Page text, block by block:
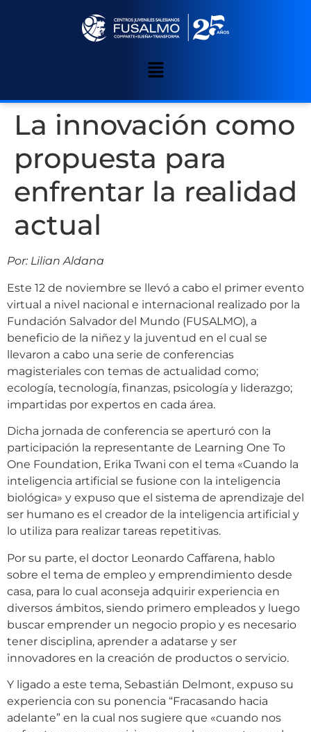
La innovación como
propuesta para
enfrentar la realidad
actual
Por: Lilian Aldana
Este 12 de noviembre se llevó a cabo el primer evento
virtual a nivel nacional e internacional realizado por la
Fundación Salvador del Mundo (FUSALMO), a
beneficio de la niñez y la juventud en el cual se
llevaron a cabo una serie de conferencias
magisteriales con temas de actualidad como;
ecología, tecnología, finanzas, psicología y liderazgo;
impartidas por expertos en cada área.
Dicha jornada de conferencia se aperturó con la
participación la representante de Learning One To
One Foundation, Erika Twani con el tema «Cuando la
inteligencia artificial se fusione con la inteligencia
biológica» y expuso que el sistema de aprendizaje del
ser humano es el creador de la inteligencia artificial y
lo utiliza para realizar tareas repetitivas.
Por su parte, el doctor Leonardo Caffarena, hablo
sobre el tema de empleo y emprendimiento desde
casa, para lo cual aconseja adquirir experiencia en
diversos ámbitos, siendo primero empleados y luego
buscar emprender un negocio propio y es necesario
tener disciplina, aprender a adatarse y ser
innovadores en la creación de productos o servicio.
Y ligado a este tema, Sebastián Delmont, expuso su
experiencia con su ponencia “Fracasando hacia
adelante” en la cual nos sugiere que «cuando nos